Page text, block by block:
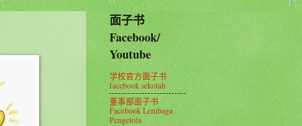
面子书
Facebook/
Youtube
学校官方面子书
facebook sekolah
董事部面子书
Facebook Lembaga
Pengelola